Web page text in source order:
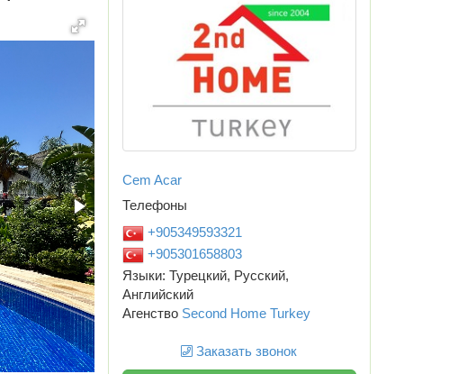
Cem Acar
Телефоны
+905349593321
+905301658803
Языки: Турецкий, Русский,
Английский
Агенство Second Home Turkey
Заказать звонок